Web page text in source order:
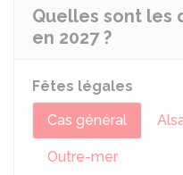
Quelles sont les
en 2027 ?
Fêtes légales
Cas général
Outre-mer